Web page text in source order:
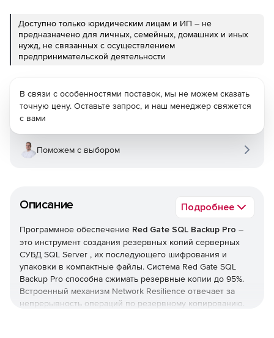
Доступно только юридическим лицам и ИП – не
предназначено для личных, семейных, домашних и иных
нужд, не связанных с осуществлением
предпринимательской деятельности
Описание Подробнее
Программное обеспечение Red Gate SQL Backup Pro –
это инструмент создания резервных копий серверных
СУБД SQL Server , их последующего шифрования и
упаковки в компактные файлы. Система Red Gate SQL
Backup Pro способна сжимать резервные копии до 95%.
Встроенный механизм Network Resilience отвечает за
непрерывность операций по резервному копированию.
В связи с особенностями поставок, мы не можем сказать
точную цену. Оставьте запрос, и наш менеджер свяжется
с вами
Поможем с выбором